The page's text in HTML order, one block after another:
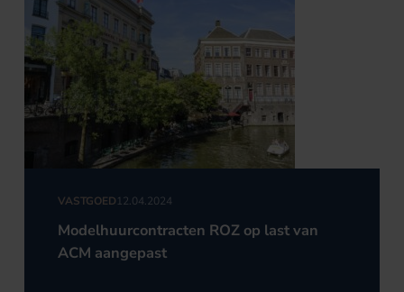
VASTGOED12.04.2024
Modelhuurcontracten ROZ op last van
ACM aangepast